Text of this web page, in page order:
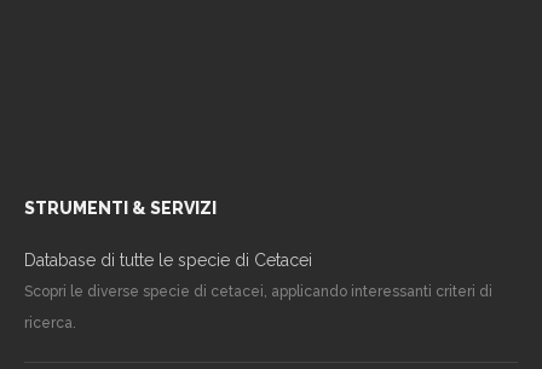
STRUMENTI & SERVIZI
Database di tutte le specie di Cetacei
Scopri le diverse specie di cetacei, applicando interessanti criteri di
ricerca.